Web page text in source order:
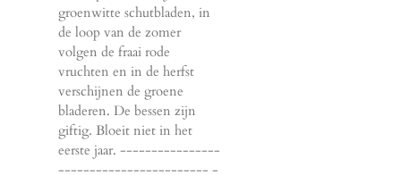
groenwitte schutbladen, in
de loop van de zomer
volgen de fraai rode
vruchten en in de herfst
verschijnen de groene
bladeren. De bessen zijn
giftig. Bloeit niet in het
eerste jaar. ----------------
------------------------ -